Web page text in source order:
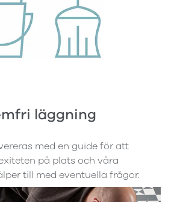
läggning
med en guide för att
på plats och våra
till med eventuella frågor.